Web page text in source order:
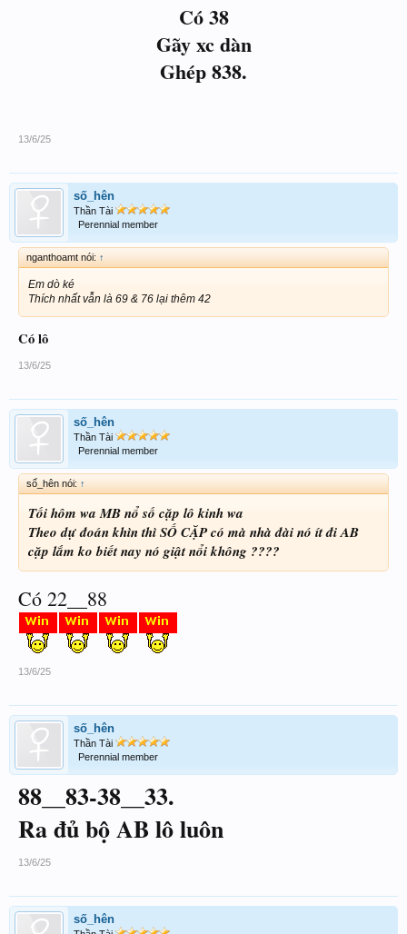
Có 38
Gãy xc dàn
Ghép 838.
13/6/25
số_hên
Thần Tài
Perennial member
nganthoamt nói: ↑
Em dò ké
Thích nhất vẫn là 69 & 76 lại thêm 42
Có lô
13/6/25
số_hên
Thần Tài
Perennial member
số_hên nói: ↑
Tối hôm wa MB nổ số cặp lô kinh wa
Theo dự đoán khìn thì SỐ CẶP có mà nhà đài nó ít đi AB
cặp lắm ko biết nay nó giật nổi không ????
Có 22__88
13/6/25
số_hên
Thần Tài
Perennial member
88__83-38__33.
Ra đủ bộ AB lô luôn
13/6/25
số_hên